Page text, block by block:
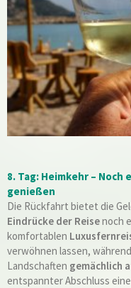
8. Tag: Heimkehr –
genießen
Die Rückfahrt bietet die
Eindrücke der Reisenoch
komfortablen
verwöhnen lassen,
Landschaften gemächlich
entspannter Abschluss